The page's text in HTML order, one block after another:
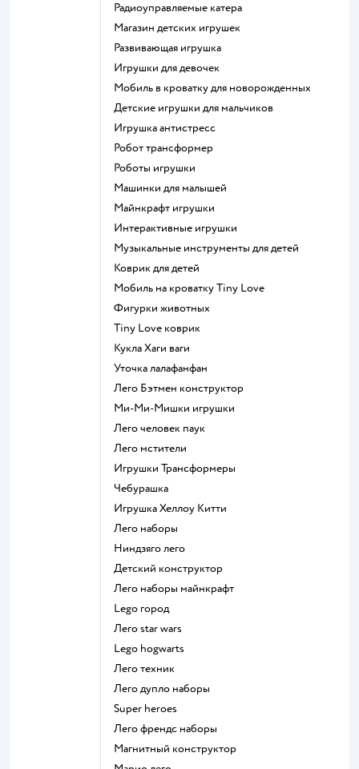
Радиоуправляемые катера
Магазин детских игрушек
Развивающая игрушка
Игрушки для девочек
Мобиль в кроватку для новорожденных
Детские игрушки для мальчиков
Игрушка антистресс
Робот трансформер
Роботы игрушки
Машинки для малышей
Майнкрафт игрушки
Интерактивные игрушки
Музыкальные инструменты для детей
Коврик для детей
Мобиль на кроватку Tiny Love
Фигурки животных
Tiny Love коврик
Кукла Хаги ваги
Уточка лалафанфан
Лего Бэтмен конструктор
Ми-Ми-Мишки игрушки
Лего человек паук
Лего мстители
Игрушки Трансформеры
Чебурашка
Игрушка Хеллоу Китти
Лего наборы
Ниндзяго лего
Детский конструктор
Лего наборы майнкрафт
Lego город
Лего star wars
Lego hogwarts
Лего техник
Лего дупло наборы
Super heroes
Лего френдс наборы
Магнитный конструктор